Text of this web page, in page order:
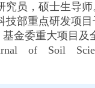
员，硕士生导
部重点研发项
金委重大项目
of Soil